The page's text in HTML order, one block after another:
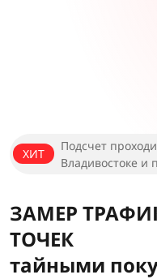
ХИТ
Подсчет
Владивостоке и
ЗАМЕР
ТОЧЕК
тайными